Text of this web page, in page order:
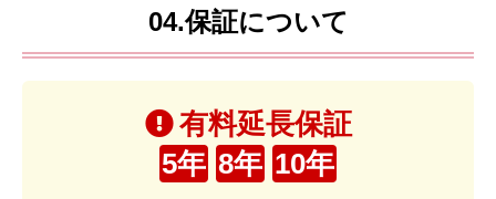
04.保証について
有料延長保証
5年 8年 10年